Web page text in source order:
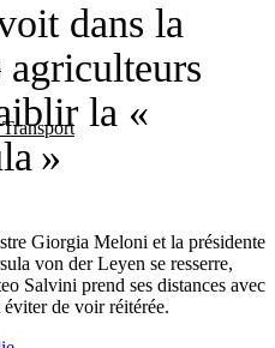
dans la
agriculteurs
la «
»
Giorgia Meloni et la présidente
von der Leyen se resserre,
Salvini prend ses distances avec
de voir réitérée.